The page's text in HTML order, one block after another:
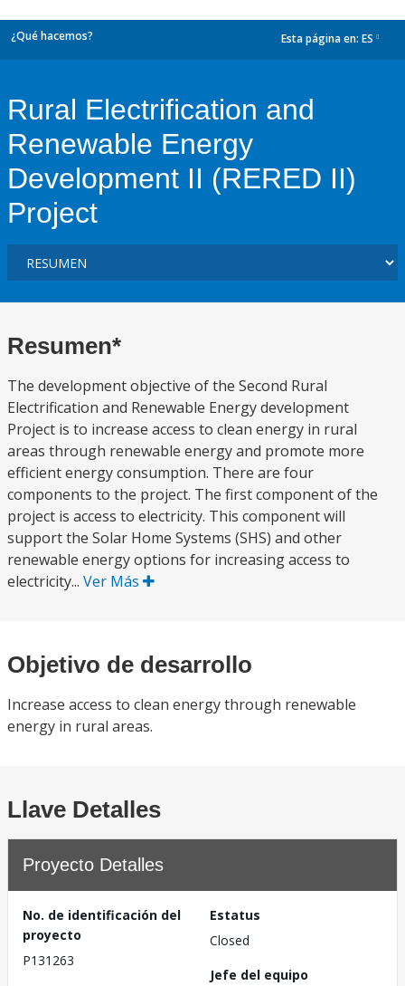
¿Qué hacemos? Esta página en: ES
Rural Electrification and
Renewable Energy
Development II (RERED II)
Project
Resumen*
The development objective of the Second Rural
Electrification and Renewable Energy development
Project is to increase access to clean energy in rural
areas through renewable energy and promote more
efficient energy consumption. There are four
components to the project. The first component of the
project is access to electricity. This component will
support the Solar Home Systems (SHS) and other
renewable energy options for increasing access to
electricity... Ver Más
Objetivo de desarrollo
Increase access to clean energy through renewable
energy in rural areas.
Llave Detalles
Proyecto Detalles
No. de identificación del
proyecto
P131263
Estatus
Closed
Jefe del equipo